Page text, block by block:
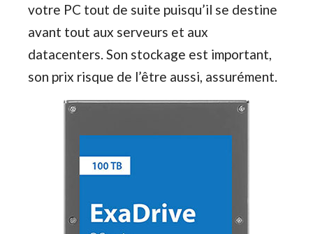
votre PC tout de suite puisqu’il se destine
avant tout aux serveurs et aux
datacenters. Son stockage est important,
son prix risque de l’être aussi, assurément.